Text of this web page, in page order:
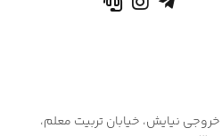
نیایش، خیابان تربیت معلم،